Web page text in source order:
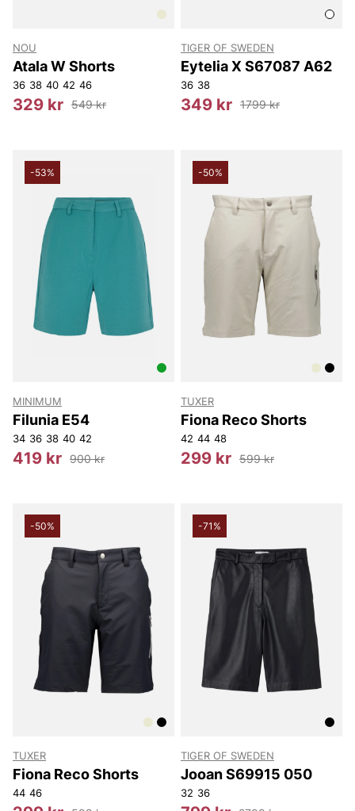
NOU
Atala W Shorts
36 38 40 42 46
329 kr 549 kr
TIGER OF SWEDEN
Eytelia X S67087 A62
36 38
349 kr 1799 kr
-53%
MINIMUM
Filunia E54
34 36 38 40 42
419 kr 900 kr
-50%
TUXER
Fiona Reco Shorts
42 44 48
299 kr 599 kr
-50%
TUXER
Fiona Reco Shorts
44 46
-71%
TIGER OF SWEDEN
Jooan S69915 050
32 36